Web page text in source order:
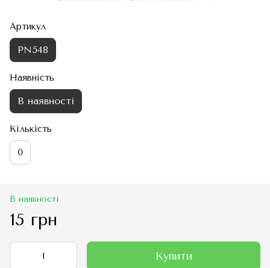
Артикул
PN548
Наявність
В наявності
Кількість
0
В наявності
15 грн
Купити